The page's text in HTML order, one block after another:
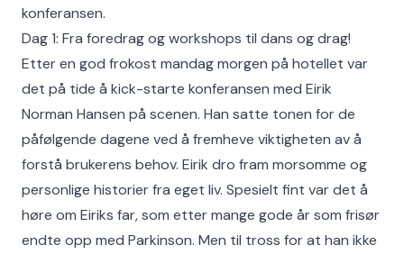
konferansen.
Dag 1: Fra foredrag og workshops til dans og drag!
Etter en god frokost mandag morgen på hotellet var
det på tide å kick-starte konferansen med Eirik
Norman Hansen på scenen. Han satte tonen for de
påfølgende dagene ved å fremheve viktigheten av å
forstå brukerens behov. Eirik dro fram morsomme og
personlige historier fra eget liv. Spesielt fint var det å
høre om Eiriks far, som etter mange gode år som frisør
endte opp med Parkinson. Men til tross for at han ikke